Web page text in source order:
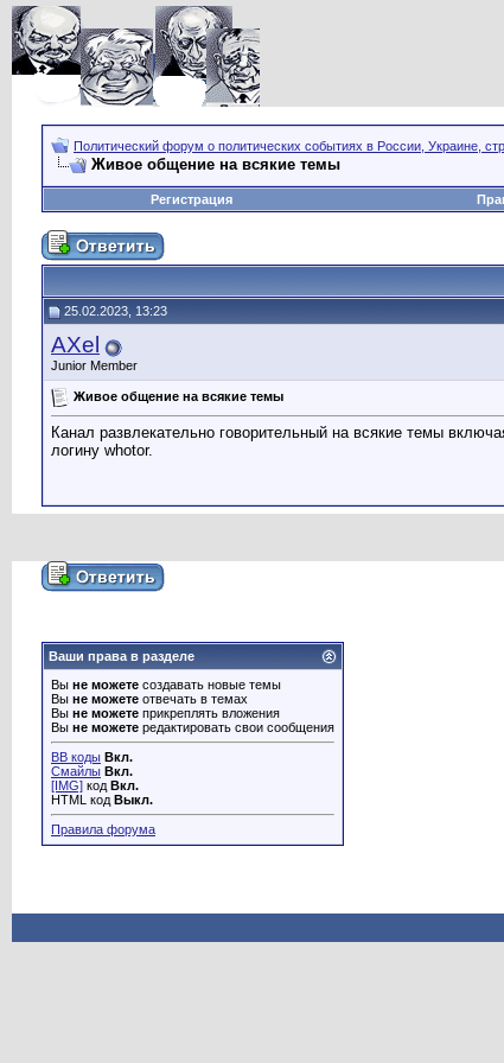
Политический форум о политических событиях в России, Украине,
Живое общение на всякие темы
Регистрация
25.02.2023, 13:23
AXel
Junior Member
Живое общение на всякие темы
Канал развлекательно говорительный на всякие темы
логину whotor.
Ваши права в разделе
Вы не можете создавать новые темы
Вы не можете отвечать в темах
Вы не можете прикреплять вложения
Вы не можете редактировать свои сообщения
BB коды Вкл.
Смайлы Вкл.
[IMG] код Вкл.
HTML код Выкл.
Правила форума